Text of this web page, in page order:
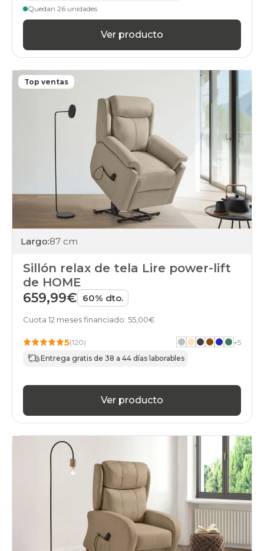
Quedan 26 unidades
Ver producto
Top ventas
Largo:87 cm
Sillón relax de tela Lire power-lift
de HOME
659,99€ 60% dto.
Cuota 12 meses financiado: 55,00€
5(120) +5
Entrega gratis de 38 a 44 días laborables
Ver producto